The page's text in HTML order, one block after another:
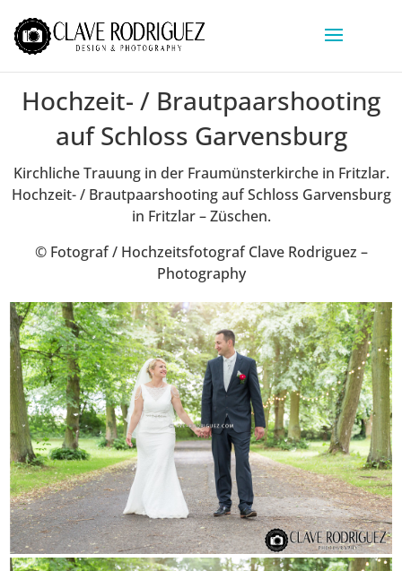
Hochzeit- / Brautpaarshooting
auf Schloss Garvensburg
Kirchliche Trauung in der Fraumünsterkirche in Fritzlar.
Hochzeit- / Brautpaarshooting auf Schloss Garvensburg
in Fritzlar – Züschen.
© Fotograf / Hochzeitsfotograf Clave Rodriguez –
Photography